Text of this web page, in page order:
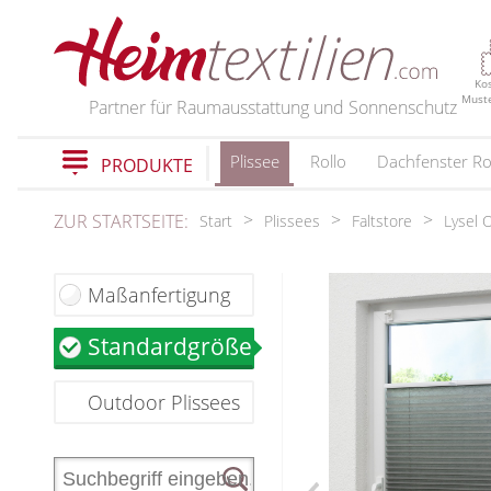
PRODUKTE
Plissee nach Maß
Faltstores in Standardgrößen
Wabenplissee
Verdunklungsplissee
Plissee mit Muster
Partner für Raumausstattung und Sonnenschutz
PRODUKTE Plissee Rollo Dachfenster
ZUR STARTSEITE: Start Plissees Faltstore Lysel
Maßanfertigung
Standardgrößen
Outdoor Plissees